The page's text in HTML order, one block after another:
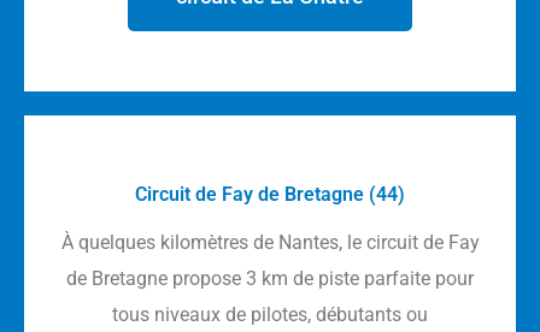
Circuit de Fay de Bretagne (44)
À quelques kilomètres de Nantes, le circuit de Fay
de Bretagne propose 3 km de piste parfaite pour
tous niveaux de pilotes, débutants ou